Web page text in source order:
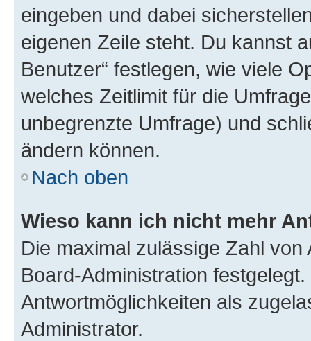
eingeben und dabei
eigenen Zeile steht. Du kannst
Benutzer“ festlegen, wie viele
welches Zeitlimit für die
unbegrenzte Umfrage) und
ändern können.
Nach oben
Wieso kann ich nicht mehr
Die maximal zulässige Zahl
Board-Administration
Antwortmöglichkeiten als
Administrator.